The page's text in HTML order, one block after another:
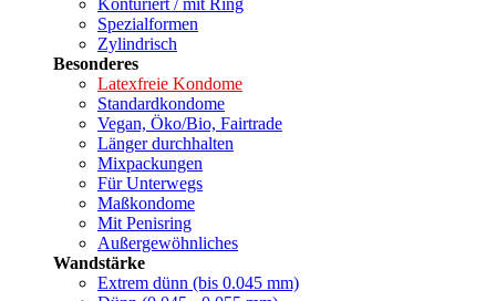
Konturiert / mit Ring
Spezialformen
Zylindrisch
Besonderes
Latexfreie Kondome
Standardkondome
Vegan, Öko/Bio, Fairtrade
Länger durchhalten
Mixpackungen
Für Unterwegs
Maßkondome
Mit Penisring
Außergewöhnliches
Wandstärke
Extrem dünn (bis 0.045 mm)